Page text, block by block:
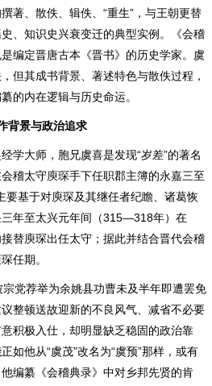
著、散佚、辑佚、“重生”，与王朝更替
、知识史兴衰变迁的典型实例。《会稽
编定晋唐古本《晋书》的历史学家。虞
但其成书背景、著述特色与散佚过程，
的内在逻辑与历史命运。
背景与政治追求
大师，胞兄虞喜是发现“岁差”的著名
稽太守庾琛手下任职郡主簿的永嘉三至
基于对庾琛及其继任者纪瞻、诸葛恢
年至太兴元年间（315—318年）在
替庾琛出任太守；据此并结合晋代会稽
任期。
荐举为余姚县功曹未及半年即遭罢免
整顿送故迎新的不良风气、减省不必要
积极入仕，却明显缺乏稳固的政治靠
如他从“虞茂”改名为“虞预”那样，或有
编纂《会稽典录》中对乡邦先贤的肯